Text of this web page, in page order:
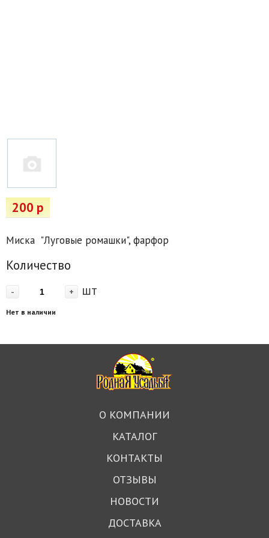
Подарочные сертификаты
200 р
Миска "Луговые ромашки", фарфор
Количество
- + шт
Нет в наличии
О КОМПАНИИ
КАТАЛОГ
КОНТАКТЫ
ОТЗЫВЫ
НОВОСТИ
ДОСТАВКА